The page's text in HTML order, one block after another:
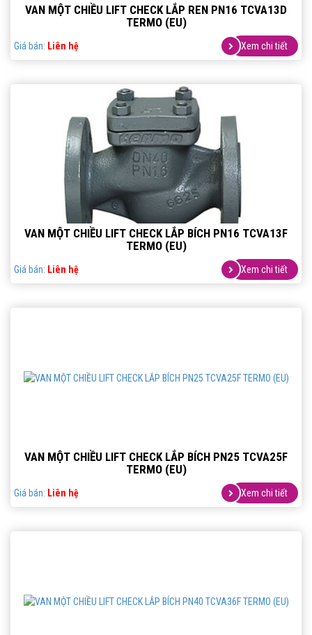
VAN MỘT CHIỀU LIFT CHECK LẮP REN PN16 TCVA13D
TERMO (EU)
Giá bán: Liên hệ Xem chi tiết
VAN MỘT CHIỀU LIFT CHECK LẮP BÍCH PN16 TCVA13F
TERMO (EU)
Giá bán: Liên hệ Xem chi tiết
VAN MỘT CHIỀU LIFT CHECK LẮP BÍCH PN25 TCVA25F
TERMO (EU)
Giá bán: Liên hệ Xem chi tiết